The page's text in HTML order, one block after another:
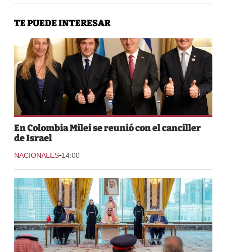
TE PUEDE INTERESAR
En Colombia Milei se reunió con el canciller
de Israel
NACIONALES-14:00